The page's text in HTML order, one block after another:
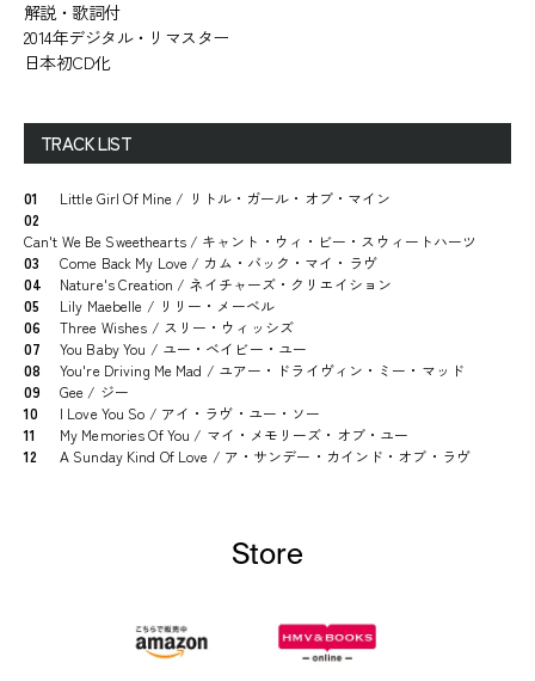
解説・歌詞付
2014年デジタル・リマスター
日本初CD化
TRACK LIST
01
Little Girl Of Mine / リトル・ガール・オブ・マイン
02
Can't We Be Sweethearts / キャント・ウィ・ビー・スウィートハーツ
03
Come Back My Love / カム・バック・マイ・ラヴ
04
Nature's Creation / ネイチャーズ・クリエイション
05
Lily Maebelle / リリー・メーベル
06
Three Wishes / スリー・ウィッシズ
07
You Baby You / ユー・ベイビー・ユー
08
You're Driving Me Mad / ユアー・ドライヴィン・ミー・マッド
09
Gee / ジー
10
I Love You So / アイ・ラヴ・ユー・ソー
11
My Memories Of You / マイ・メモリーズ・オブ・ユー
12
A Sunday Kind Of Love / ア・サンデー・カインド・オブ・ラヴ
Store